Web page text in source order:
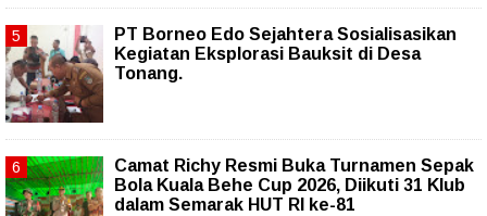
PT Borneo Edo Sejahtera Sosialisasikan
Kegiatan Eksplorasi Bauksit di Desa
Tonang.
Camat Richy Resmi Buka Turnamen Sepak
Bola Kuala Behe Cup 2026, Diikuti 31 Klub
dalam Semarak HUT RI ke-81